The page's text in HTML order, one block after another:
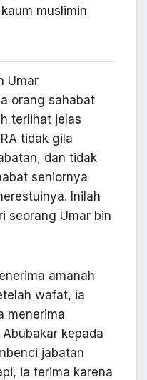
muslimin
Umar
orang sahabat
terlihat jelas
tidak gila
dan tidak
seniornya
Inilah
seorang Umar bin
amanah
wafat, ia
menerima
kepada
jabatan
ia terima karena